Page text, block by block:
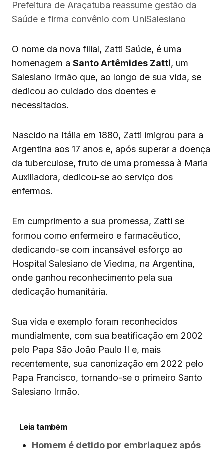
Prefeitura de Araçatuba reassume gestão da
Saúde e firma convênio com UniSalesiano
O nome da nova filial, Zatti Saúde, é uma
homenagem a Santo Artêmides Zatti, um
Salesiano Irmão que, ao longo de sua vida, se
dedicou ao cuidado dos doentes e
necessitados.
Nascido na Itália em 1880, Zatti imigrou para a
Argentina aos 17 anos e, após superar a doença
da tuberculose, fruto de uma promessa à Maria
Auxiliadora, dedicou-se ao serviço dos
enfermos.
Em cumprimento a sua promessa, Zatti se
formou como enfermeiro e farmacêutico,
dedicando-se com incansável esforço ao
Hospital Salesiano de Viedma, na Argentina,
onde ganhou reconhecimento pela sua
dedicação humanitária.
Sua vida e exemplo foram reconhecidos
mundialmente, com sua beatificação em 2002
pelo Papa São João Paulo II e, mais
recentemente, sua canonização em 2022 pelo
Papa Francisco, tornando-se o primeiro Santo
Salesiano Irmão.
Leia também
Homem é detido por embriaguez após